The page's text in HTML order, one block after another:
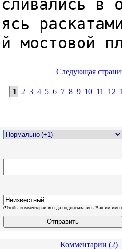
Следующая
1 2 3 4 5 6 7 8 9 10 11 12
(Чтобы комментарии всегда подписывались Вашим
Комментарии (2)